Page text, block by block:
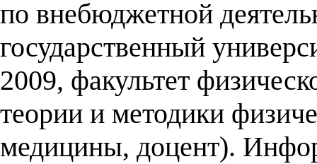
по внебюджетной
государственный
2009, факультет
теории и методики
медицины, доцент).